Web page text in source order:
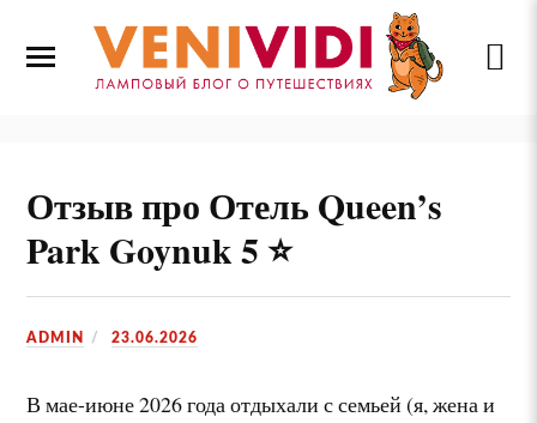
Отзыв про Отель Queen’s
Park Goynuk 5 ⭐
ADMIN 23.06.2026
В мае-июне 2026 года отдыхали с семьей (я, жена и